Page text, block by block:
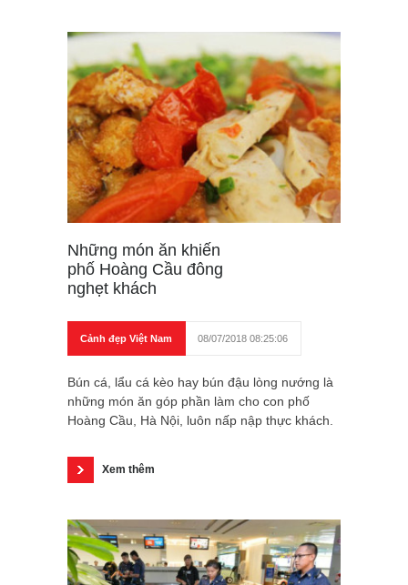
Những món ăn khiến
phố Hoàng Cầu đông
nghẹt khách
Cảnh đẹp Việt Nam 08/07/2018 08:25:06
Bún cá, lẩu cá kèo hay bún đậu lòng nướng là
những món ăn góp phần làm cho con phố
Hoàng Cầu, Hà Nội, luôn nấp nập thực khách.
Xem thêm